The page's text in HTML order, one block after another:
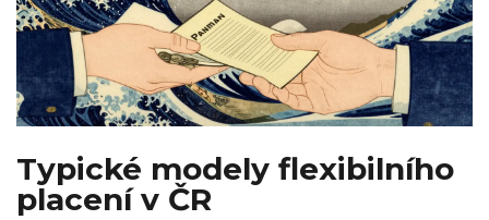
Typické modely flexibilního
placení v ČR